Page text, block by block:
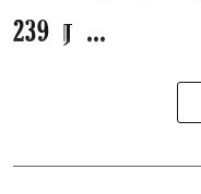
239 ர ...